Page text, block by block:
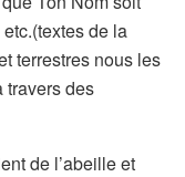
de la
terrestres nous les
travers des
de l’abeille et